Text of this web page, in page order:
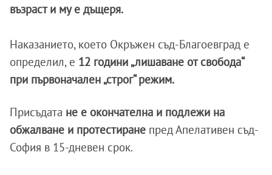
възраст и му е дъщеря.
Наказанието, което Окръжен съд-Благоевград е
определил, е 12 години „лишаване от свобода“
при първоначален „строг“ режим.
Присъдата не е окончателна и подлежи на
обжалване и протестиране пред Апелативен съд-
София в 15-дневен срок.